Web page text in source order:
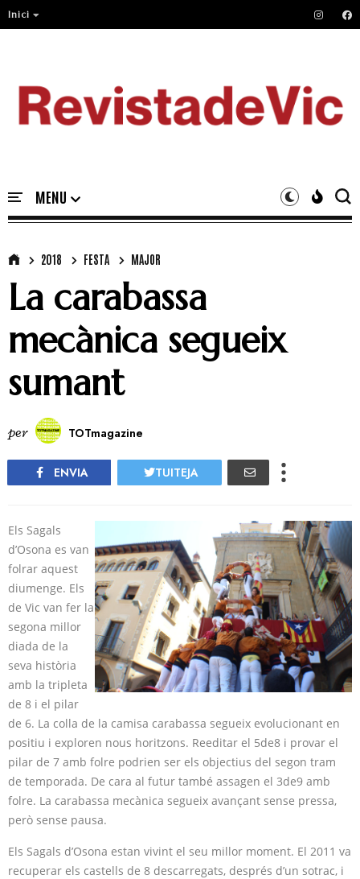
Inici
2018 FESTA MAJOR
La carabassa
mecànica segueix
sumant
per TOTmagazine
ENVIA TUITEJA
Els Sagals
d’Osona es van
folrar aquest
diumenge. Els
de Vic van fer la
segona millor
diada de la
seva història
amb la tripleta
de 8 i el pilar
de 6. La colla de la camisa carabassa segueix evolucionant en
positiu i exploren nous horitzons. Reeditar el 5de8 i provar el
pilar de 7 amb folre podrien ser els objectius del segon tram
de temporada. De cara al futur també assagen el 3de9 amb
folre. La carabassa mecànica segueix avançant sense pressa,
però sense pausa.
Els Sagals d’Osona estan vivint el seu millor moment. El 2011 va
recuperar els castells de 8 descarregats, després d’un sotrac, i